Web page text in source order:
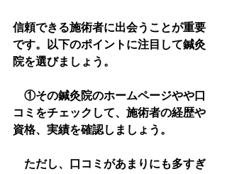
信頼できる施術者に出会うことが重要
です。以下のポイントに注目して鍼灸
院を選びましょう。
①その鍼灸院のホームページやや口
コミをチェックして、施術者の経歴や
資格、実績を確認しましょう。
ただし、口コミがあまりにも多すぎ